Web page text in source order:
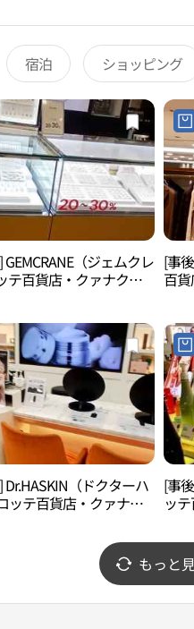
宿泊 ショッピング
（ジェムクレ
テ百貨店・クァナク
[事
百
（ドクターハ
ッテ百貨店・クァナク
[事
ッ
もっと